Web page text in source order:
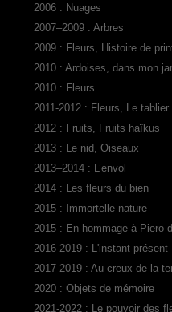
2006 : Nuages
2007–2009 : Arbres
2009 : Fleurs, Histoire de
2010 : Ardoises, dans mon
2010 : Fleurs
2011-2012 : Fleurs, Le
2012 : Fruits, Fruits haïkus
2013 : Le nid, Oiseaux
2013–2014 : L’envol
2014 : Les fleurs du bien
2015 : Immortelle nature
2015 : En hommage à Piero
2016-2019 : L'instant présent
2017-2019 : Au creux de la
2020 : Objets de mémoire
2021-2022 : Le pouvoir des